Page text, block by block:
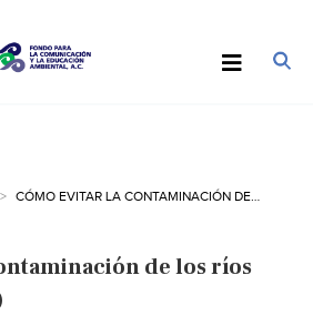
de los ríos